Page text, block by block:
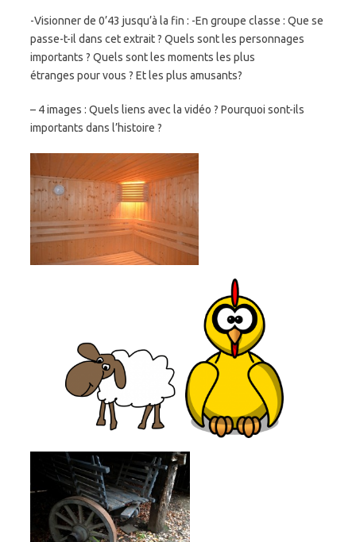
-Visionner de 0’43 jusqu’à la fin : -En groupe classe : Que se
passe-t-il dans cet extrait ? Quels sont les personnages
importants ? Quels sont les moments les plus
étranges pour vous ? Et les plus amusants?
– 4 images : Quels liens avec la vidéo ? Pourquoi sont-ils
importants dans l’histoire ?